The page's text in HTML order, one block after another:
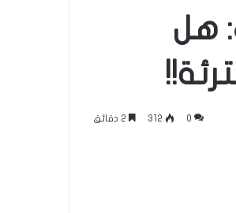
هل
0
312